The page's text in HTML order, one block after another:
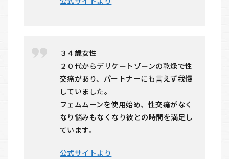
３４歳女性
２０代からデリケートゾーンの乾燥で性
交痛があり、パートナーにも言えず我慢
していました。
フェムムーンを使用始め、性交痛がなく
なり悩みもなくなり彼との時間を満足し
ています。
公式サイトより